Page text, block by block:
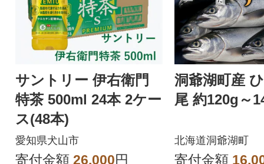
サントリー 伊右衛門
特茶 500ml 24本 2ケー
ス(48本)
愛知県犬山市
寄付金額 26,000円
洞爺湖町産
尾 約120g～
北海道洞爺湖町
寄付金額